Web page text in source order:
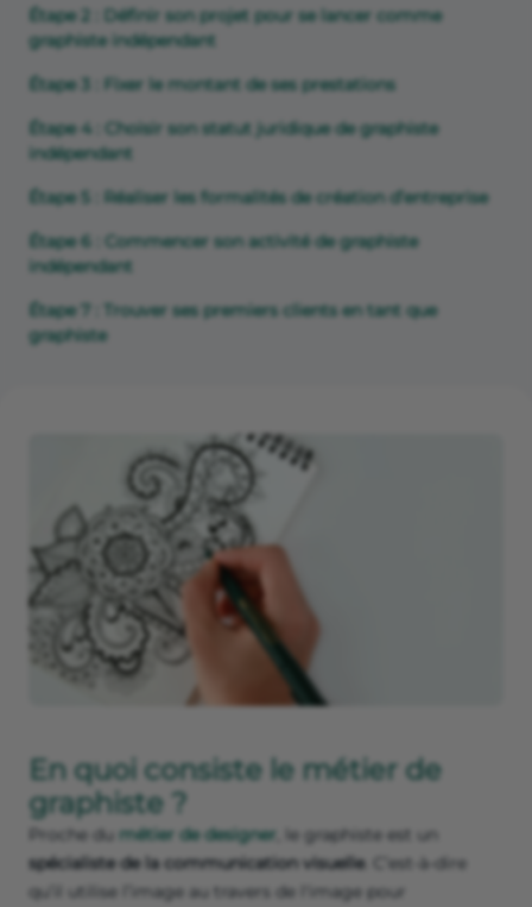
Étape 2 : Définir son projet pour se lancer comme
graphiste indépendant
Étape 3 : Fixer le montant de ses prestations
Étape 4 : Choisir son statut juridique de graphiste
indépendant
Étape 5 : Réaliser les formalités de création d’entreprise
Étape 6 : Commencer son activité de graphiste
indépendant
Étape 7 : Trouver ses premiers clients en tant que
graphiste
En quoi consiste le métier de
graphiste ?
Proche du métier de designer , le graphiste est un
spécialiste de la communication visuelle. C’est-à-dire
qu’il utilise l’image au travers de l'image pour